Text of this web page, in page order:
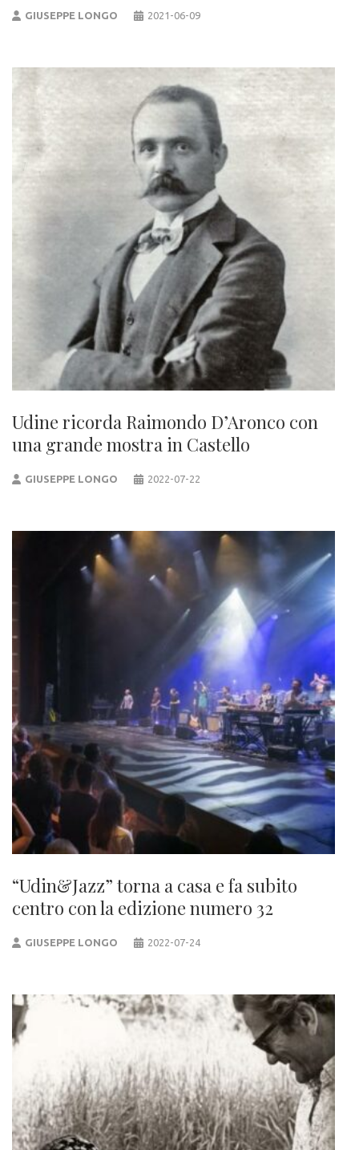
GIUSEPPE LONGO 2021-06-09
Udine ricorda Raimondo D’Aronco con
una grande mostra in Castello
GIUSEPPE LONGO 2022-07-22
“Udin&Jazz” torna a casa e fa subito
centro con la edizione numero 32
GIUSEPPE LONGO 2022-07-24